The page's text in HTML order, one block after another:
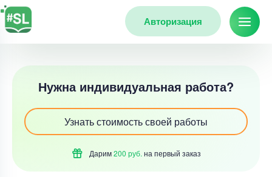
Авторизация
Нужна индивидуальная работа?
Узнать стоимость своей работы
Дарим200 руб. на первый заказ